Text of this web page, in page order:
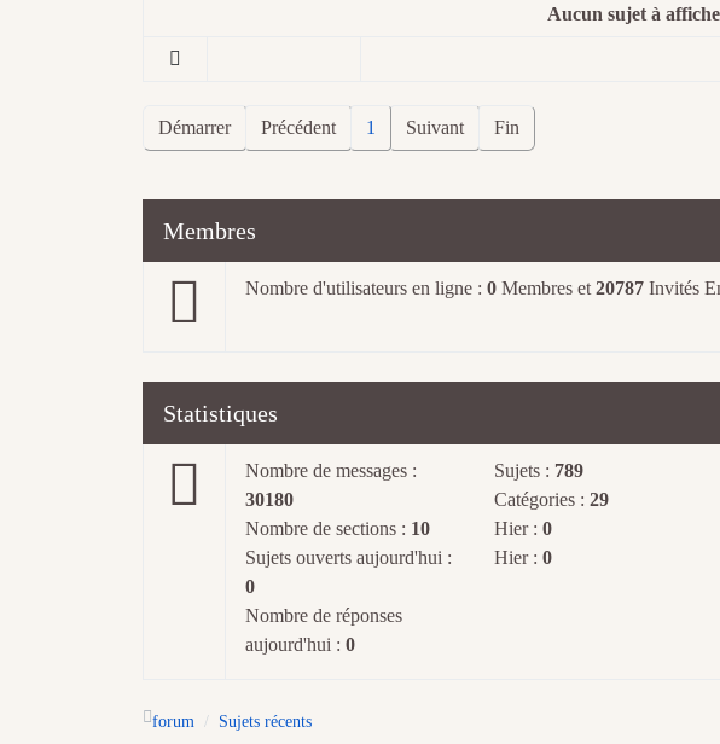
Aucun sujet à
Démarrer Précédent 1 Suivant Fin
Membres
Nombre d'utilisateurs en ligne :0Membres et 20787Invités
Statistiques
Nombre de messages :
30180
Nombre de sections : 10
Sujets ouverts aujourd'hui :
0
Nombre de réponses
aujourd'hui :0
Sujets : 789
Catégories : 29
Hier : 0
Hier : 0
forum Sujets récents